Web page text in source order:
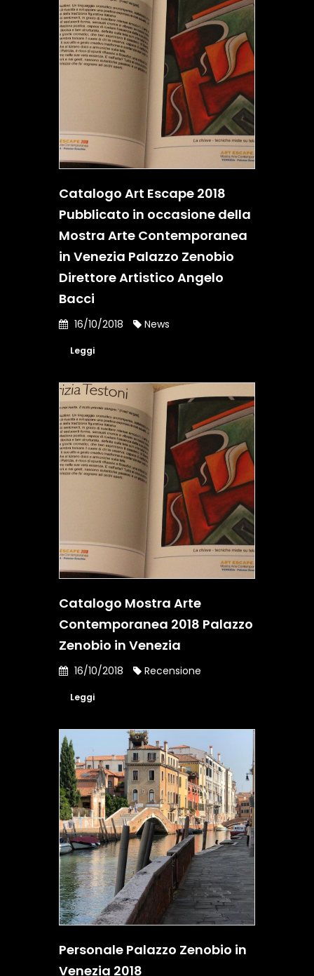
Catalogo Art Escape 2018
Pubblicato in occasione della
Mostra Arte Contemporanea
in Venezia Palazzo Zenobio
Direttore Artistico Angelo
Bacci
16/10/2018 News
Leggi
Catalogo Mostra Arte
Contemporanea 2018 Palazzo
Zenobio in Venezia
16/10/2018 Recensione
Leggi
Personale Palazzo Zenobio in
Venezia 2018